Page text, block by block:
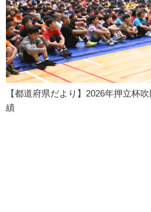
【都道府県だより】2026年押立杯
績